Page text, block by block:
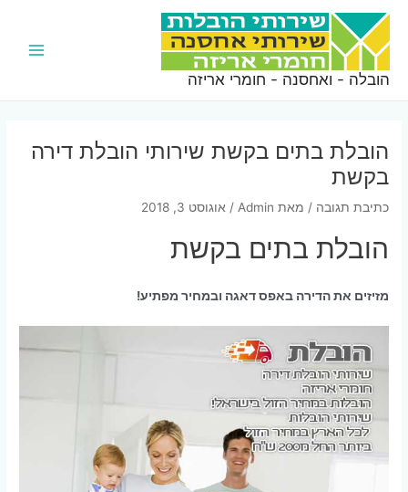
הובלה - ואחסנה - חומרי אריזה
הובלת בתים בקשת שירותי הובלת דירה
בקשת
כתיבת תגובה / מאת Admin
/אוגוסט 3, 2018
הובלת בתים בקשת
מזיזים את הדירה באפס דאגה ובמחיר מפתיע!